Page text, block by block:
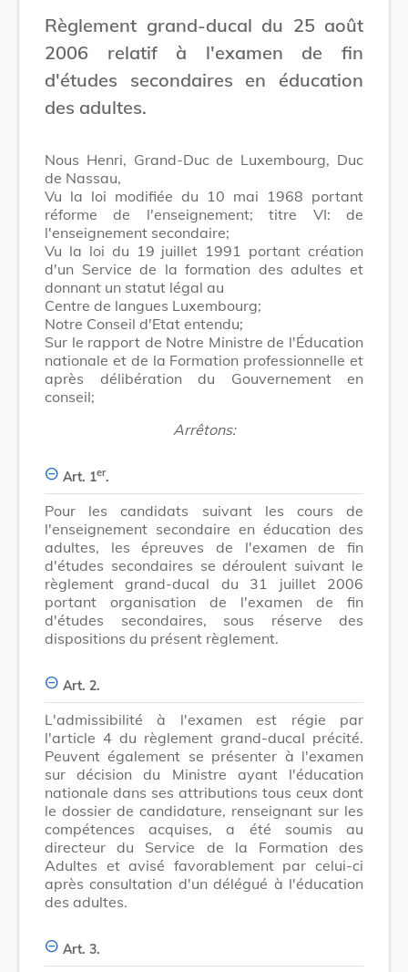
Règlement grand-ducal du 25 août
2006 relatif à l'examen de fin
d'études secondaires en éducation
des adultes.
Nous Henri, Grand-Duc de Luxembourg, Duc
de Nassau,
Vu la loi modifiée du 10 mai 1968 portant
réforme de l'enseignement; titre VI: de
l'enseignement secondaire;
Vu la loi du 19 juillet 1991 portant création
d'un Service de la formation des adultes et
donnant un statut légal au
Centre de langues Luxembourg;
Notre Conseil d'Etat entendu;
Sur le rapport de Notre Ministre de l'Éducation
nationale et de la Formation professionnelle et
après délibération du Gouvernement en
conseil;
Arrêtons:
Art. 1er.
Pour les candidats suivant les cours de
l'enseignement secondaire en éducation des
adultes, les épreuves de l'examen de fin
d'études secondaires se déroulent suivant le
règlement grand-ducal du 31 juillet 2006
portant organisation de l'examen de fin
d'études secondaires, sous réserve des
dispositions du présent règlement.
Art. 2.
L'admissibilité à l'examen est régie par
l'article 4 du règlement grand-ducal précité.
Peuvent également se présenter à l'examen
sur décision du Ministre ayant l'éducation
nationale dans ses attributions tous ceux dont
le dossier de candidature, renseignant sur les
compétences acquises, a été soumis au
directeur du Service de la Formation des
Adultes et avisé favorablement par celui-ci
après consultation d'un délégué à l'éducation
des adultes.
Art. 3.